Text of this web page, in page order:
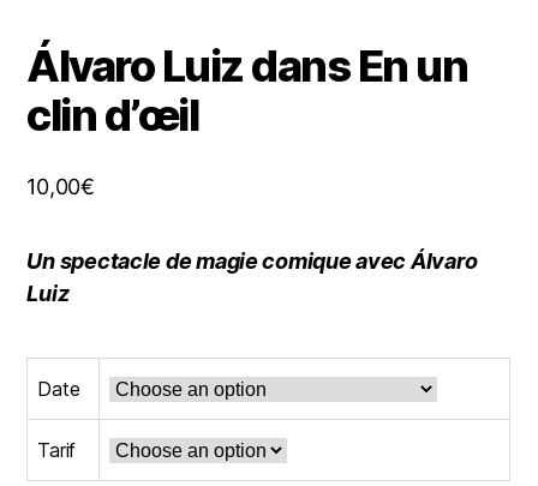
Álvaro Luiz dans En un
clin d’œil
10,00€
Un spectacle de magie comique avec Álvaro
Luiz
Date
Tarif